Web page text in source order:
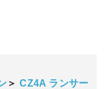
＞ CZ4A ランサー